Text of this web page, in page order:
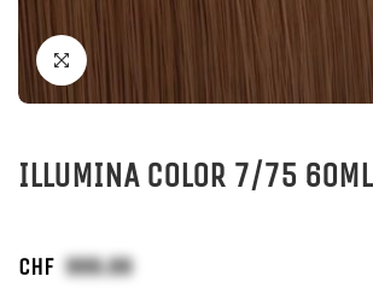
ILLUMINA COLOR 7/75 60ML
CHF